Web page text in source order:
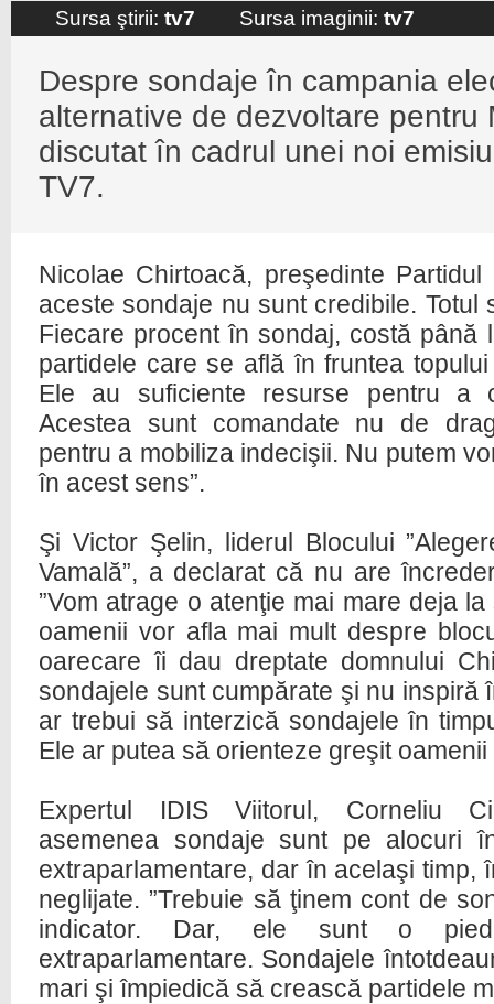
Sursa ştirii: tv7 Sursa imaginii: tv7
Despre sondaje în campania
alternative de dezvoltare pentru
discutat în cadrul unei noi
TV7.
Nicolae Chirtoacă, preşedinte Partidul
aceste sondaje nu sunt credibile. Totul
Fiecare procent în sondaj, costă până
partidele care se află în fruntea
Ele au suficiente resurse pentru a
Acestea sunt comandate nu de
pentru a mobiliza indecişii. Nu putem
în acest sens”.
Şi Victor Şelin, liderul Blocului
Vamală”, a declarat că nu are
”Vom atrage o atenţie mai mare deja
oamenii vor afla mai mult despre
oarecare îi dau dreptate domnului
sondajele sunt cumpărate şi nu inspiră
ar trebui să interzică sondajele în
Ele ar putea să orienteze greşit
Expertul IDIS Viitorul, Corneliu
asemenea sondaje sunt pe alocuri
extraparlamentare, dar în acelaşi timp,
neglijate. ”Trebuie să ţinem cont de
indicator. Dar, ele sunt o
extraparlamentare. Sondajele
mari şi împiedică să crească partidele